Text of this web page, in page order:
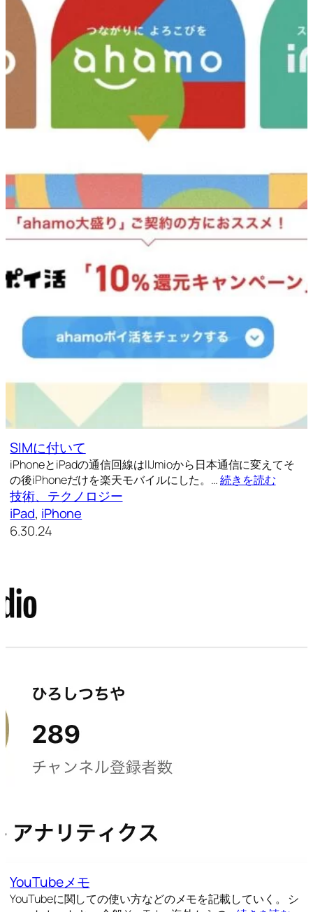
SIMに付いて
iPhoneとiPadの通信回線はIIJmioから日本通信に変えてそ
の後iPhoneだけを楽天モバイルにした。…続きを読む
技術、テクノロジー
iPad, iPhone
6.30.24
YouTubeメモ
YouTubeに関しての使い方などのメモを記載していく。 シ